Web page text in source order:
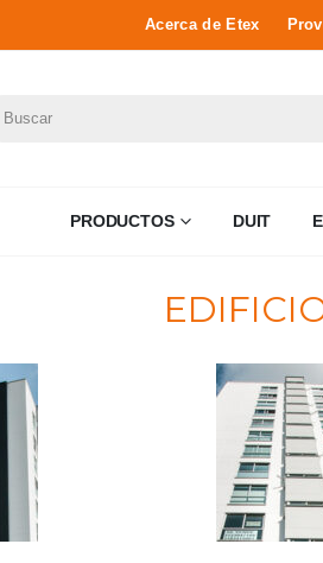
Acerca de Etex
PRODUCTOS DUIT